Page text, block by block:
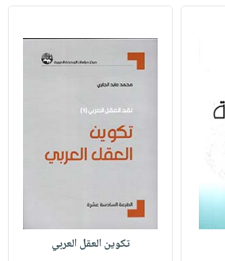
تكوين العقل العربي